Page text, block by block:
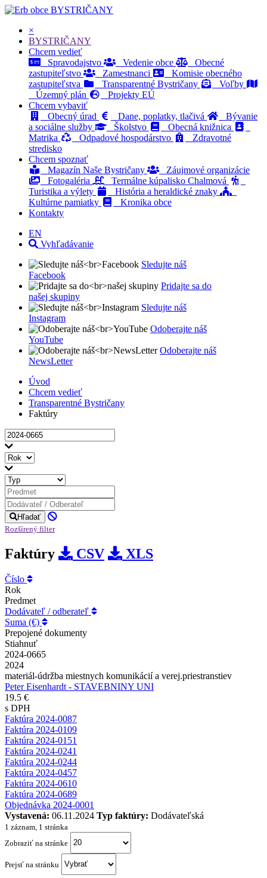
BYSTRIČANY
×
BYSTRIČANY
Chcem vedieť
Spravodajstvo
Vedenie obce
Obecné
zastupiteľstvo
Zamestnanci
Komisie obecného
zastupiteľstva
Transparentné Bystričany
Voľby
Územný plán
Projekty EÚ
Chcem vybaviť
Obecný úrad
Dane, poplatky, tlačivá
Bývanie
a sociálne služby
Školstvo
Obecná knižnica
Matrika
Odpadové hospodárstvo
Zdravotné
stredisko
Chcem spoznať
Magazín Naše Bystričany
Záujmové organizácie
Fotogaléria
Termálne kúpalisko Chalmová
Turistika a výlety
História a heraldické znaky
Kultúrne pamiatky
Kronika obce
Kontakty
EN
Vyhľadávanie
Sledujte náš
Facebook
Pridajte sa do
našej skupiny
Sledujte náš
Instagram
Odoberajte náš
YouTube
Odoberajte náš
NewsLetter
Úvod
Chcem vedieť
Transparentné Bystričany
Faktúry
Hľadať
Rozšírený filter
Faktúry CSV XLS
Číslo
Rok
Predmet
Dodávateľ / odberateľ
Suma (€)
Prepojené dokumenty
Stiahnuť
2024-0665
2024
materiál-údržba miestnych komunikácií a verej.priestranstiev
Peter Eisenhardt - STAVEBNINY UNI
19.5 €
s DPH
Faktúra 2024-0087
Faktúra 2024-0109
Faktúra 2024-0151
Faktúra 2024-0241
Faktúra 2024-0244
Faktúra 2024-0457
Faktúra 2024-0610
Faktúra 2024-0689
Objednávka 2024-0001
Vystavená: 06.11.2024 Typ faktúry: Dodávateľská
1 záznam, 1 stránka
Zobraziť na stránke
Prejsť na stránku